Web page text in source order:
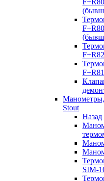
Stout
Назад
SIM-